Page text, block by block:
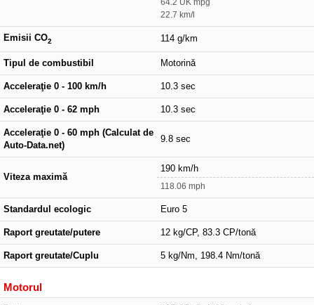
22.7 km/l
Emisii CO2 114 g/km
Tipul de combustibil Motorină
Acceleraţie 0 - 100 km/h 10.3 sec
Acceleraţie 0 - 62 mph 10.3 sec
Acceleraţie 0 - 60 mph (Calculat de
Auto-Data.net)
9.8 sec
Viteza maximă
190 km/h
118.06 mph
Standardul ecologic Euro 5
Raport greutate/putere 12 kg/CP, 83.3 CP/tonă
Raport greutate/Cuplu 5 kg/Nm, 198.4 Nm/tonă
Motorul